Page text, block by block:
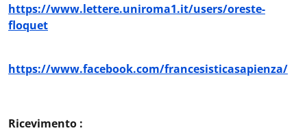
https://www.lettere.uniroma1.it/users/oreste-
floquet
https://www.facebook.com/francesisticasapienza/
Ricevimento :